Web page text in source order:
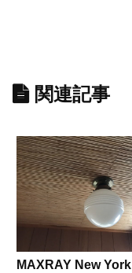
関連記事
MAXRAY New York Light